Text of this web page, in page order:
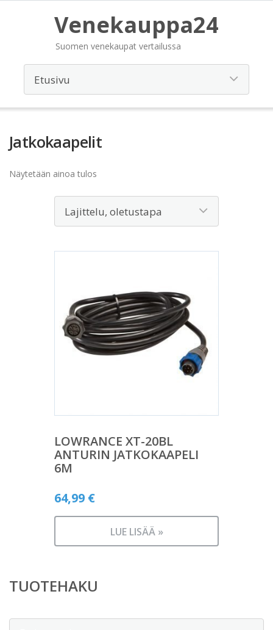
Venekauppa24
Suomen venekaupat vertailussa
Jatkokaapelit
Näytetään ainoa tulos
LOWRANCE XT-20BL
ANTURIN JATKOKAAPELI
6M
64,99 €
LUE LISÄÄ »
TUOTEHAKU